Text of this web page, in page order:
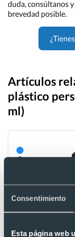
Consentimiento
Esta página web
duda, consúltanos
brevedad posible.
Artículos
plástico
ml)